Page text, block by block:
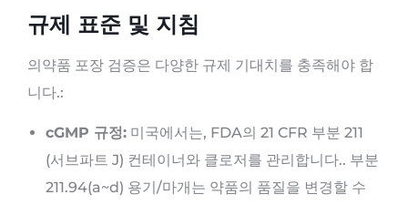
규제 표준 및 지침
의약품 포장 검증은 다양한 규제 기대치를 충족해야 합
니다.:
cGMP 규정: 미국에서는, FDA의 21 CFR 부분 211
(서브파트 J) 컨테이너와 클로저를 관리합니다.. 부분
211.94(a~d) 용기/마개는 약품의 품질을 변경할 수